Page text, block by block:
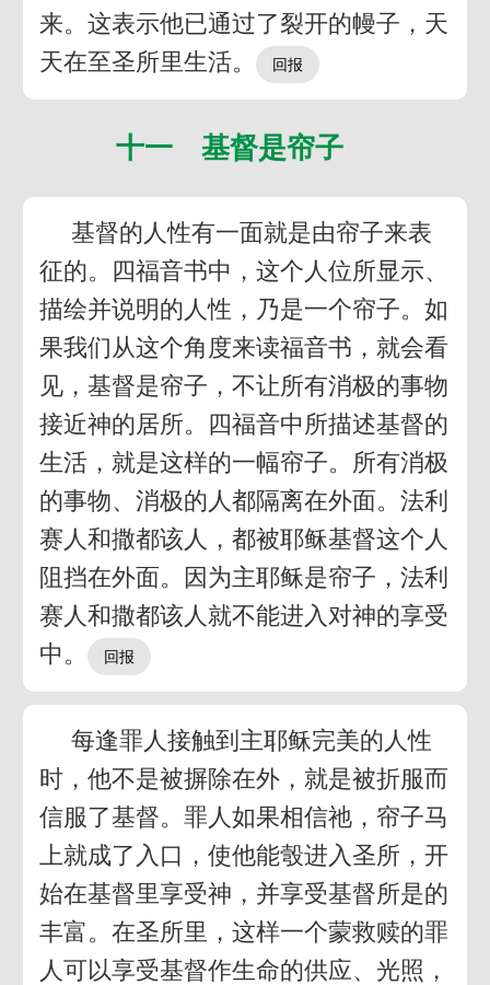
来。这表示他已通过了裂开的幔子，天
天在至圣所里生活。
十一 基督是帘子
基督的人性有一面就是由帘子来表
征的。四福音书中，这个人位所显示、
描绘并说明的人性，乃是一个帘子。如
果我们从这个角度来读福音书，就会看
见，基督是帘子，不让所有消极的事物
接近神的居所。四福音中所描述基督的
生活，就是这样的一幅帘子。所有消极
的事物、消极的人都隔离在外面。法利
赛人和撒都该人，都被耶稣基督这个人
阻挡在外面。因为主耶稣是帘子，法利
赛人和撒都该人就不能进入对神的享受
中。
每逢罪人接触到主耶稣完美的人性
时，他不是被摒除在外，就是被折服而
信服了基督。罪人如果相信祂，帘子马
上就成了入口，使他能彀进入圣所，开
始在基督里享受神，并享受基督所是的
丰富。在圣所里，这样一个蒙救赎的罪
人可以享受基督作生命的供应、光照，